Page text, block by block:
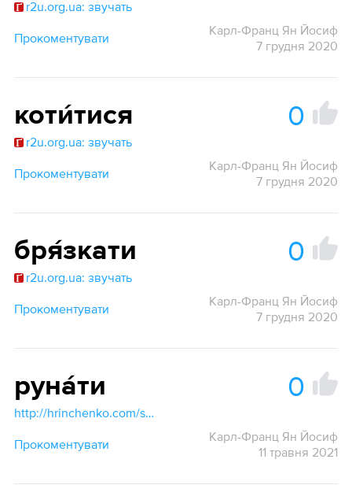
r2u.org.ua: звучать
Прокоментувати
Карл-Франц Ян Йосиф
7 грудня 2020
коти́тися 0
r2u.org.ua: звучать
Прокоментувати
Карл-Франц Ян Йосиф
7 грудня 2020
бря́зкати 0
r2u.org.ua: звучать
Прокоментувати
Карл-Франц Ян Йосиф
7 грудня 2020
руна́ти 0
http://hrinchenko.com/slovar/znachenie-slova/52959-runaty.html#show_point
Прокоментувати
Карл-Франц Ян Йосиф
11 травня 2021